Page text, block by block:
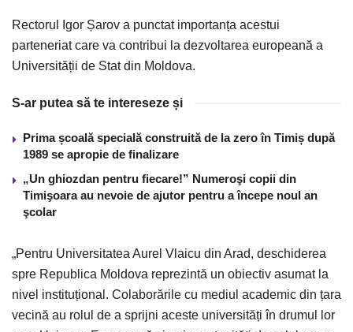
Rectorul Igor Șarov a punctat importanța acestui
parteneriat care va contribui la dezvoltarea europeană a
Universității de Stat din Moldova.
S-ar putea să te intereseze și
Prima școală specială construită de la zero în Timiș după
1989 se apropie de finalizare
„Un ghiozdan pentru fiecare!” Numeroşi copii din
Timişoara au nevoie de ajutor pentru a începe noul an
şcolar
„Pentru Universitatea Aurel Vlaicu din Arad, deschiderea
spre Republica Moldova reprezintă un obiectiv asumat la
nivel instituțional. Colaborările cu mediul academic din țara
vecină au rolul de a sprijni aceste universități în drumul lor